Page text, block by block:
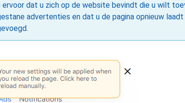
ervoor dat u zich op de website bevindt die u wilt
advertenties en dat u de pagina opnieuw laadt